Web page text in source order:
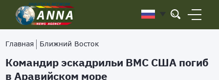
Главная Ближний Восток
Командир эскадрильи ВМС США погиб
в Аравийском море